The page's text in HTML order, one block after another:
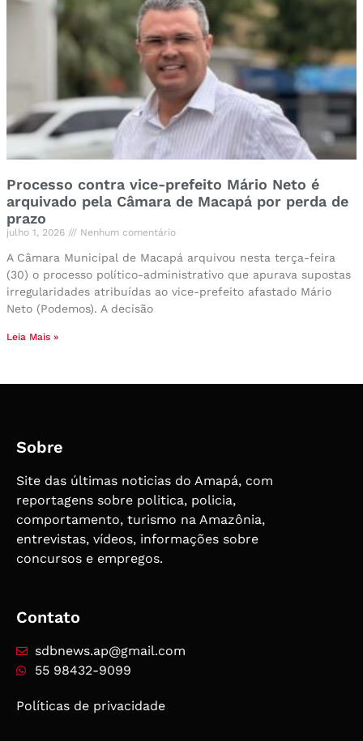
Processo contra vice-prefeito Mário Neto é
arquivado pela Câmara de Macapá por perda de
prazo
julho 1, 2026 Nenhum comentário
A Câmara Municipal de Macapá arquivou nesta terça-feira
(30) o processo político-administrativo que apurava supostas
irregularidades atribuídas ao vice-prefeito afastado Mário
Neto (Podemos). A decisão
Leia Mais »
Sobre
Site das últimas noticias do Amapá, com
reportagens sobre politica, policia,
comportamento, turismo na Amazônia,
entrevistas, vídeos, informações sobre
concursos e empregos.
Contato
sdbnews.ap@gmail.com
55 98432-9099
Políticas de privacidade